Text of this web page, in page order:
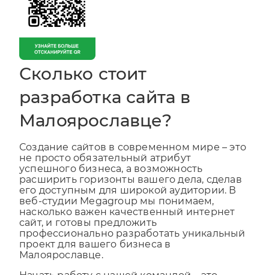
Сколько стоит
разработка сайта в
Малоярославце?
Создание сайтов в современном мире – это
не просто обязательный атрибут
успешного бизнеса, а возможность
расширить горизонты вашего дела, сделав
его доступным для широкой аудитории. В
веб-студии Megagroup мы понимаем,
насколько важен качественный интернет
сайт, и готовы предложить
профессионально разработать уникальный
проект для вашего бизнеса в